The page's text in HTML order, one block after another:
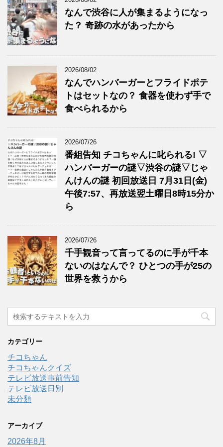
なんで渋谷に人が集まるようになっ
た？ 奇跡の水があったから
2026/08/02
なんでハンバーガーとフライドポテ
トはセットなの？ 食器を使わず手で
食べられるから
2026/07/26
番組告知 チコちゃんに叱られる! ▽
ハンバーガーの謎▽渋谷の謎▽じゃ
んけんの謎 初回放送日 7月31日(金)
午後7:57、再放送翌土曜日8時15分か
ら
2026/07/26
千手観音って言ってるのに手が千本
ないのはなんで？ ひとつの手が25の
世界を救うから
カテゴリー
チコちゃん
チコちゃんクイズ
テレビ放送事前告知
テレビ放送日別
未分類
アーカイブ
2026年8月